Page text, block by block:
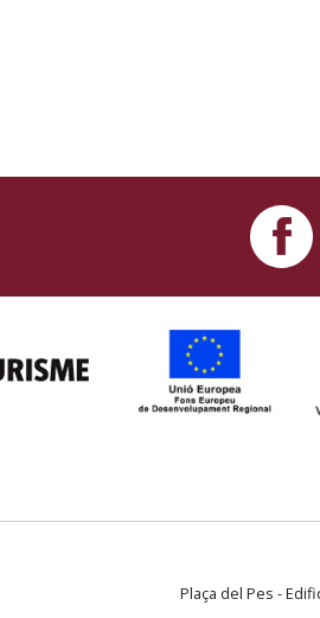
Plaça del Pes -